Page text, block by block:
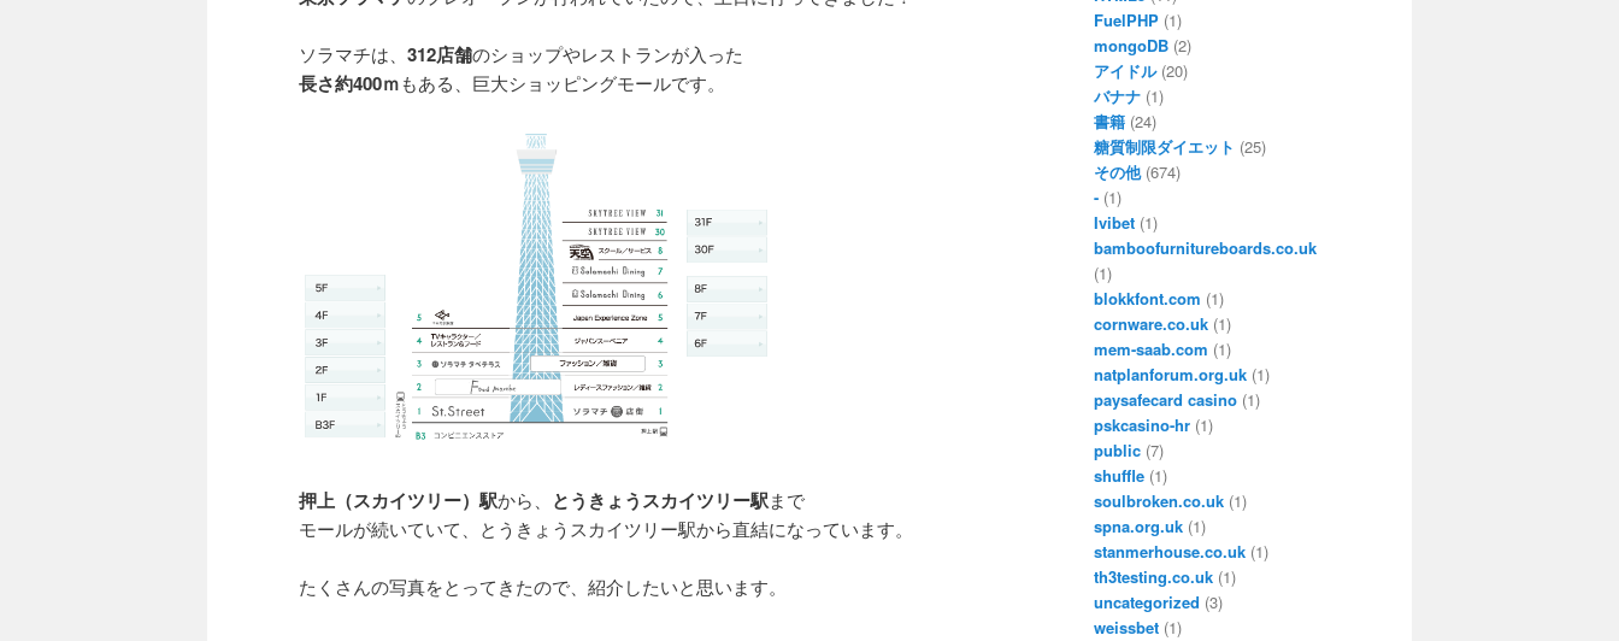
ソラマチは、 312店舗のショップやレストランが入った
長さ約400ｍもある、巨大ショッピングモールです。
押上（スカイツリー）駅から、 とうきょうスカイツリー駅まで
モールが続いていて、とうきょうスカイツリー駅から直結になっています。
たくさんの写真をとってきたので、紹介したいと思います。
FuelPHP (1)
mongoDB (2)
アイドル(20)
バナナ (1)
書籍 (24)
糖質制限ダイエット (25)
その他(674)
- (1)
Ivibet (1)
bamboofurnitureboards.co.uk
(1)
blokkfont.com (1)
cornware.co.uk (1)
mem-saab.com (1)
natplanforum.org.uk (1)
paysafecard casino (1)
pskcasino-hr (1)
public (7)
shuffle (1)
soulbroken.co.uk (1)
spna.org.uk (1)
stanmerhouse.co.uk (1)
th3testing.co.uk (1)
uncategorized (3)
weissbet (1)